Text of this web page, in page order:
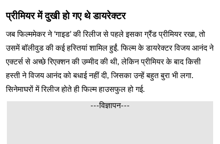
प्रीमियर में दुखी हो गए थे डायरेक्टर
जब फिल्ममेकर ने ‘गाइड’ की रिलीज से पहले इसका ग्रैंड प्रीमियर रखा, तो
उसमें बॉलीवुड की कई हस्तियां शामिल हुईं. फिल्म के डायरेक्टर विजय आनंद ने
एक्टर्स से अच्छे रिएक्शन की उम्मीद की थी, लेकिन प्रीमियर के बाद किसी
हस्ती ने विजय आनंद को बधाई नहीं दी, जिसका उन्हें बहुत बुरा भी लगा.
सिनेमाघरों में रिलीज होते ही फिल्म हाउसफुल हो गई.
---विज्ञापन---